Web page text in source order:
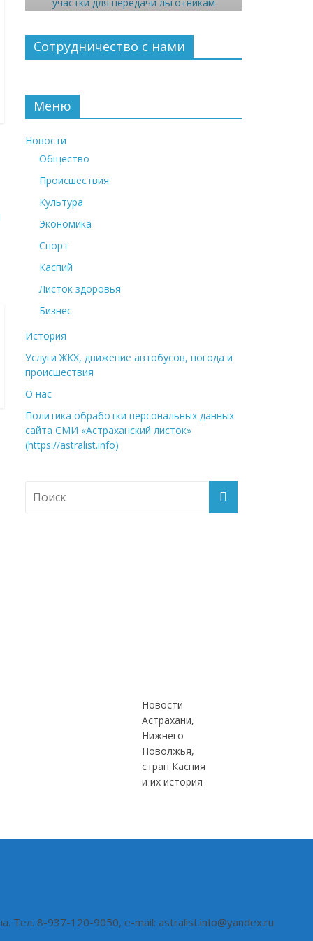
Сотрудничество с нами
Меню
Новости
Общество
Происшествия
Культура
Экономика
Спорт
Каспий
Листок здоровья
Бизнес
История
Услуги ЖКХ, движение автобусов, погода и
происшествия
О нас
Политика обработки персональных данных
сайта СМИ «Астраханский листок»
(https://astralist.info)
Новости
Астрахани,
Нижнего
Поволжья,
стран Каспия
и их история
Тел. 8-937-120-9050, e-mail: astralist.info@yandex.ru